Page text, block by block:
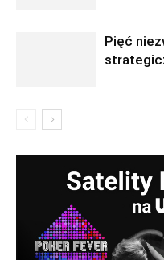
Pięć